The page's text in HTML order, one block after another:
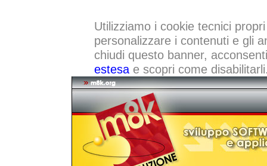
Utilizziamo i cookie tecnici
personalizzare i contenuti e gli
chiudi questo banner,
estesae scopri come